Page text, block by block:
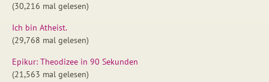
(30,216 mal gelesen)
Ich bin Atheist.
(29,768 mal gelesen)
Epikur: Theodizee in 90 Sekunden
(21,563 mal gelesen)